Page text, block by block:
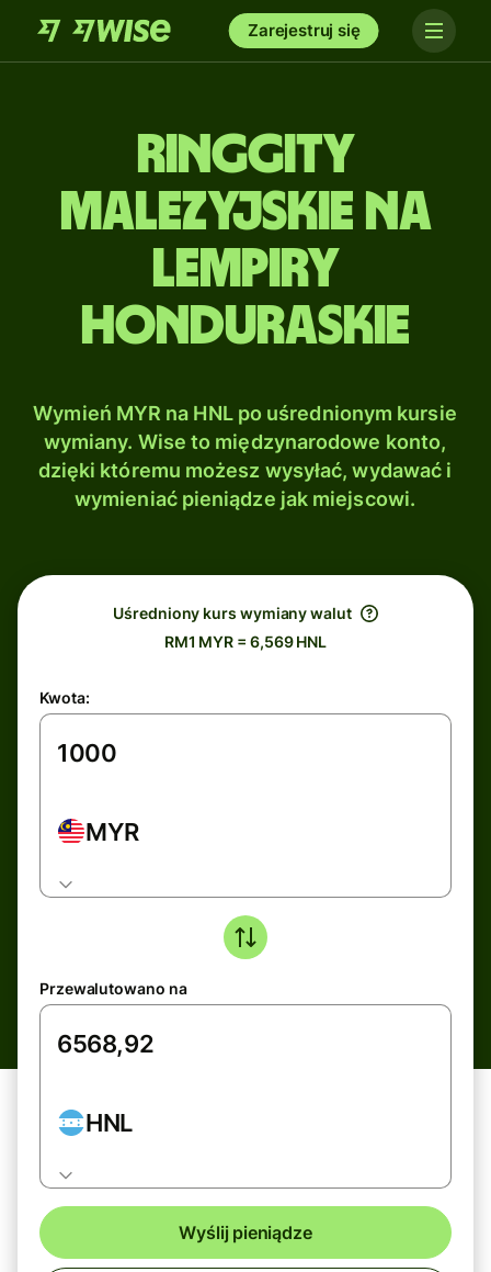
Zarejestruj się
Ringgity
malezyjskie na
Lempiry
honduraskie
Wymień MYR na HNL po uśrednionym kursie
wymiany. Wise to międzynarodowe konto,
dzięki któremu możesz wysyłać, wydawać i
wymieniać pieniądze jak miejscowi.
Uśredniony kurs wymiany walut
RM1 MYR = 6,569 HNL
Kwota:
MYR
Przewalutowano na
HNL
Wyślij pieniądze